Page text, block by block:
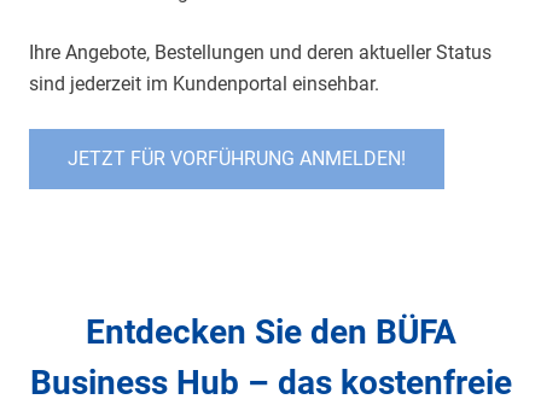
Ihre Angebote, Bestellungen und deren aktueller Status
sind jederzeit im Kundenportal einsehbar.
JETZT FÜR VORFÜHRUNG ANMELDEN!
Entdecken Sie den BÜFA
Business Hub – das kostenfreie